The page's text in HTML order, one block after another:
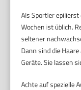
Als Sportler
Wochen ist üblich.
seltener
Dann sind die
Geräte. Sie lassen
Achte auf spezielle